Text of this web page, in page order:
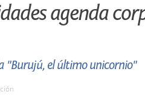
agenda
"Burujú, el último unicornio"